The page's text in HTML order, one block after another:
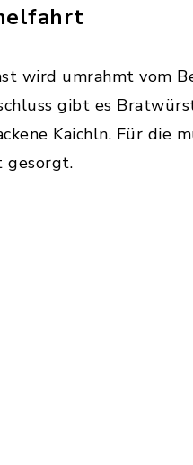
wird umrahmt vom
gibt es
Kaichln. Für die
gesorgt.